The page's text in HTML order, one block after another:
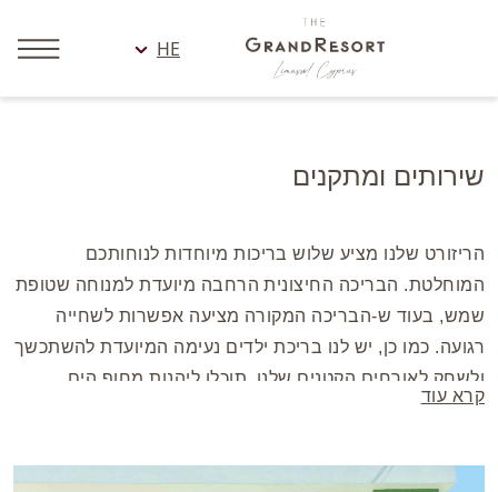
HE
שירותים ומתקנים
הריזורט שלנו מציע שלוש בריכות מיוחדות לנוחותכם
המוחלטת. הבריכה החיצונית הרחבה מיועדת למנוחה שטופת
שמש, בעוד ש-הבריכה המקורה מציעה אפשרות לשחייה
רגועה. כמו כן, יש לנו בריכת ילדים נעימה המיועדת להשתכשך
ולשחק לאורחים הקטנים שלנו. תוכלו ליהנות מחוף הים
המדהים, רצועת חול שמובילה אל חופי הים התיכון שמסביב
המושלמת שלכם.
קרא עוד